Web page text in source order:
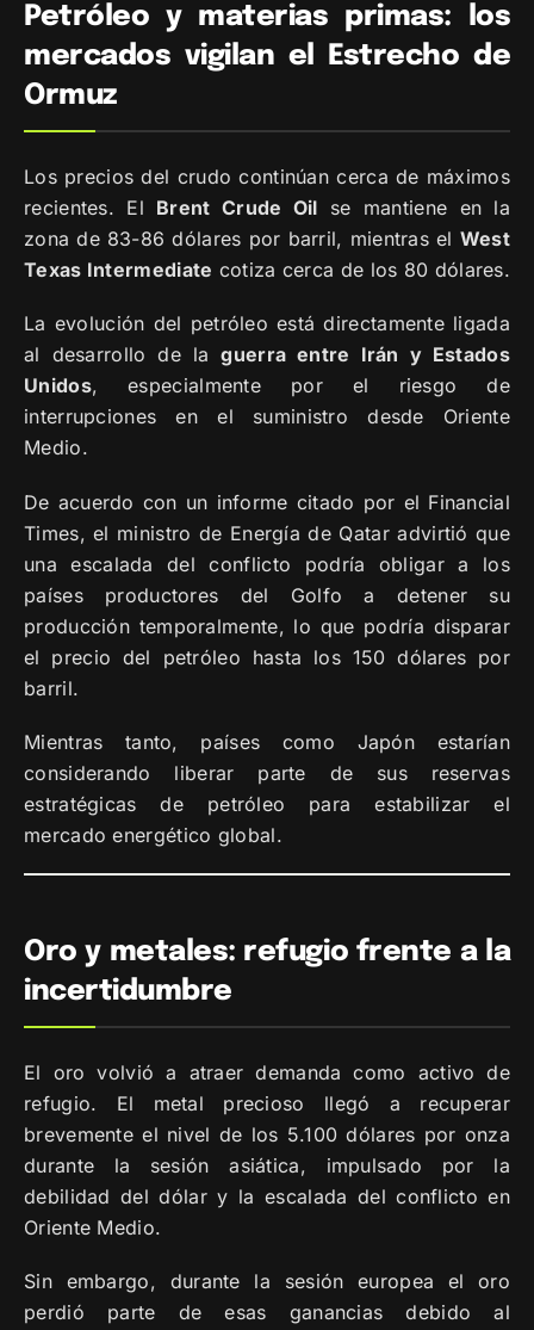
Petróleo y materias primas: los
mercados vigilan el Estrecho de
Ormuz
Los precios del crudo continúan cerca de máximos
recientes. El Brent Crude Oil se mantiene en la
zona de 83-86 dólares por barril, mientras el West
Texas Intermediate cotiza cerca de los 80 dólares.
La evolución del petróleo está directamente ligada
al desarrollo de laguerra entre Irán y Estados
Unidos, especialmente por el riesgo de
interrupciones en el suministro desde Oriente
Medio.
De acuerdo con un informe citado por el Financial
Times, el ministro de Energía de Qatar advirtió que
una escalada del conflicto podría obligar a los
países productores del Golfo a detener su
producción temporalmente, lo que podría disparar
el precio del petróleo hasta los 150 dólares por
barril.
Mientras tanto, países como Japón estarían
considerando liberar parte de sus reservas
estratégicas de petróleo para estabilizar el
mercado energético global.
Oro y metales: refugio frente a la
incertidumbre
El oro volvió a atraer demanda como activo de
refugio. El metal precioso llegó a recuperar
brevemente el nivel de los 5.100 dólares por onza
durante la sesión asiática, impulsado por la
debilidad del dólar y la escalada del conflicto en
Oriente Medio.
Sin embargo, durante la sesión europea el oro
perdió parte de esas ganancias debido al